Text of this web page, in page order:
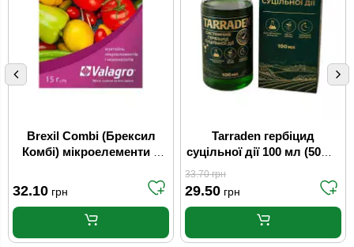
Brexil Combi (Брексил
Комбі) мікроелементи в
32.10 грн
Tarraden гербіцид
суцільної дії 100 мл (50шт/
33.70грн
29.50 грн